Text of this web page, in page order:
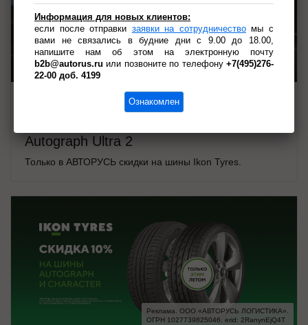
Реклама. ООО «АВТОРУСЬ ЛОГИСТИКА».
ОГРН 1027739825046. erid:2RanynfwBrK
Autograph Ultra 2
Только в АВТОРУСЬ скидки на шины Ikon Tyres.
Реклама. ООО «АВТОРУСЬ ЛОГИСТИКА».
ОГРН 1027739825046. erid: 2RanynEjQ4T
Информация для новых клиентов:
если после отправки заявки на сотрудничествомы с
вами не связались в будние дни с 9.00 до 18.00,
напишите нам об этом на электронную почту
b2b@autorus.ru или позвоните по телефону +7(495)276-
22-00 доб. 4199
Ознакомлен